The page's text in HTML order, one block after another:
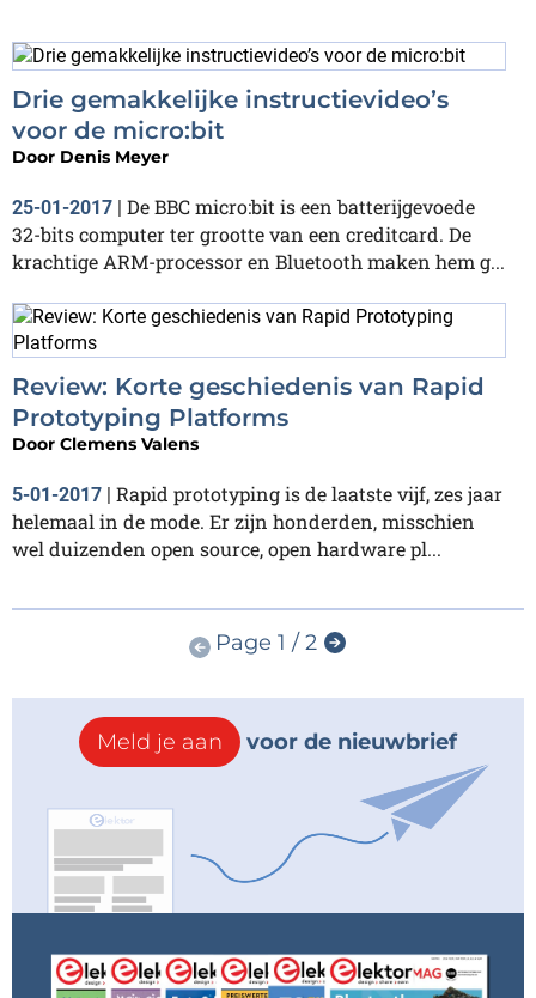
Drie gemakkelijke instructievideo’s
voor de micro:bit
Door Denis Meyer
25-01-2017
De BBC micro:bit is een batterijgevoede
32-bits computer ter grootte van een creditcard. De
krachtige ARM-processor en Bluetooth maken hem g...
Review: Korte geschiedenis van Rapid
Prototyping Platforms
Door Clemens Valens
5-01-2017
Rapid prototyping is de laatste vijf, zes jaar
helemaal in de mode. Er zijn honderden, misschien
wel duizenden open source, open hardware pl...
Page 1 / 2
Meld je aan voor de nieuwbrief